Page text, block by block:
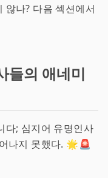
않나? 다음 섹션에서
들의 애네미
다; 심지어 유명인사
나지 못했다. 🌟🚨